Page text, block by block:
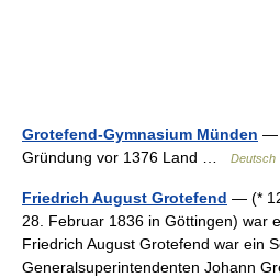
Grotefend-Gymnasium Münden —
Gründung vor 1376 Land …
Deutsch
Friedrich August Grotefend — (*
28. Februar 1836 in Göttingen) war
Friedrich August Grotefend war ein
Generalsuperintendenten Johann